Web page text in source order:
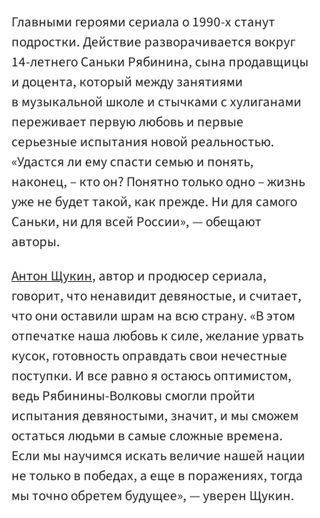
Главными героями сериала о 1990-х станут
подростки. Действие разворачивается вокруг
14-летнего Саньки Рябинина, сына продавщицы
и доцента, который между занятиями
в музыкальной школе и стычками с хулиганами
переживает первую любовь и первые
серьезные испытания новой реальностью.
«Удастся ли ему спасти семью и понять,
наконец, – кто он? Понятно только одно – жизнь
уже не будет такой, как прежде. Ни для самого
Саньки, ни для всей России», — обещают
авторы.
Антон Щукин, автор и продюсер сериала,
говорит, что ненавидит девяностые, и считает,
что они оставили шрам на всю страну. «В этом
отпечатке наша любовь к силе, желание урвать
кусок, готовность оправдать свои нечестные
поступки. И все равно я остаюсь оптимистом,
ведь Рябинины-Волковы смогли пройти
испытания девяностыми, значит, и мы сможем
остаться людьми в самые сложные времена.
Если мы научимся искать величие нашей нации
не только в победах, а еще в поражениях, тогда
мы точно обретем будущее», — уверен Щукин.